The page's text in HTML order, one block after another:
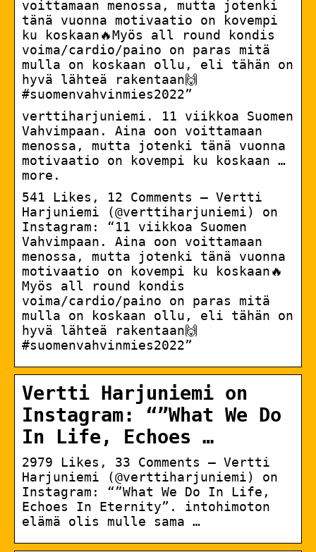
voittamaan menossa, mutta jotenki
tänä vuonna motivaatio on kovempi
ku koskaan🔥Myös all round kondis
voima/cardio/paino on paras mitä
mulla on koskaan ollu, eli tähän on
hyvä lähteä rakentaan🙌
#suomenvahvinmies2022”
verttiharjuniemi. 11 viikkoa Suomen
Vahvimpaan. Aina oon voittamaan
menossa, mutta jotenki tänä vuonna
motivaatio on kovempi ku koskaan …
more.
541 Likes, 12 Comments – Vertti
Harjuniemi (@verttiharjuniemi) on
Instagram: “11 viikkoa Suomen
Vahvimpaan. Aina oon voittamaan
menossa, mutta jotenki tänä vuonna
motivaatio on kovempi ku koskaan🔥
Myös all round kondis
voima/cardio/paino on paras mitä
mulla on koskaan ollu, eli tähän on
hyvä lähteä rakentaan🙌
#suomenvahvinmies2022”
Vertti Harjuniemi on
Instagram: “”What We Do
In Life, Echoes …
2979 Likes, 33 Comments – Vertti
Harjuniemi (@verttiharjuniemi) on
Instagram: “”What We Do In Life,
Echoes In Eternity”. intohimoton
elämä olis mulle sama …